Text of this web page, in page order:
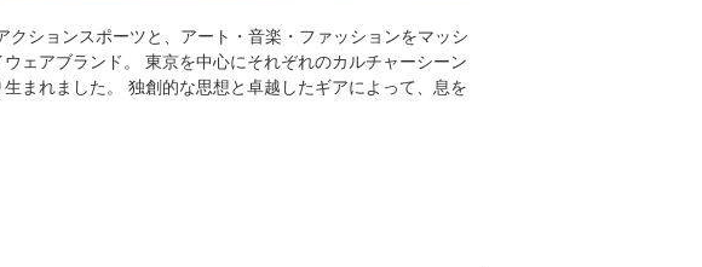
ションスポーツと、アート・音楽・ファッションをマッシ
ェアブランド。 東京を中心にそれぞれのカルチャーシーン
まれました。 独創的な思想と卓越したギアによって、息を